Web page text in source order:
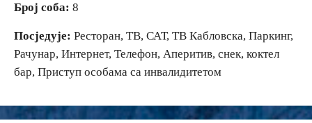
Дестинације
Списак дестинација
Број соба: 8
Посједује: Ресторан, ТВ, САТ, ТВ Кабловска, Паркинг,
Рачунар, Интернет, Телефон, Аперитив, снек, коктел
бар, Приступ особама са инвалидитетом